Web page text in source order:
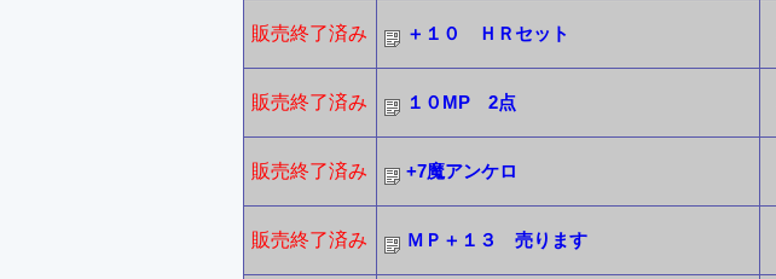
販売終了済み ＋１０ ＨＲセット
販売終了済み １０MP 2点
販売終了済み +7魔アンケロ
販売終了済み ＭＰ＋１３ 売ります